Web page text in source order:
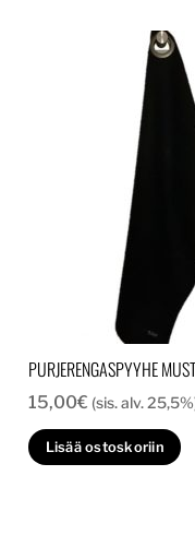
PURJERENGASPYYHE
15,00€ (sis. alv.
Lisää ostoskoriin